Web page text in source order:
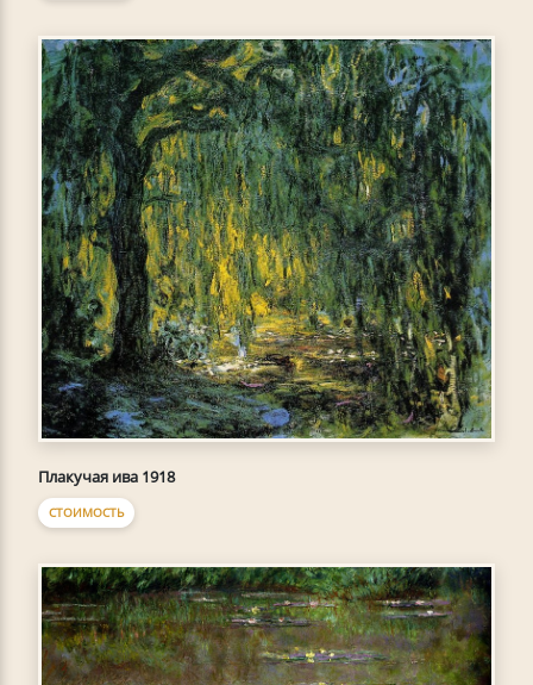
Плакучая ива 1918
СТОИМОСТЬ